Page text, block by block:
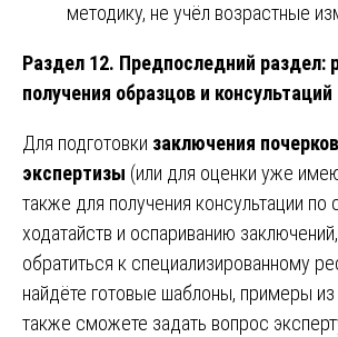
методику, не учёл возрастные
Раздел 12. Предпоследний раздел:
получения образцов и консультаций
Для подготовки заключения
экспертизы (или для оценки уже
также для получения консультации по
ходатайств и оспариванию
обратиться к специализированному
найдёте готовые шаблоны, примеры из
также сможете задать вопрос